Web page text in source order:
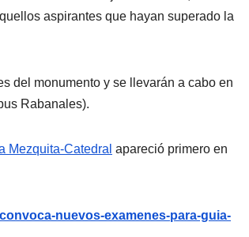
aspirantes que hayan superado la
del monumento y se llevarán a cabo en
Rabanales).
Mezquita-Catedral apareció primero en
nuevos-examenes-para-guia-